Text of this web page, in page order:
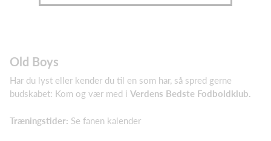
Old Boys
Har du lyst eller kender du til en som har, så spred gerne
budskabet: Kom og vær med i Verdens Bedste Fodboldklub.
Træningstider: Se fanen kalender